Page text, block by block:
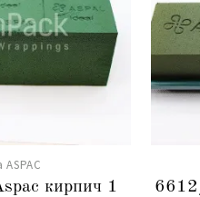
ASPAC
кирпич 1